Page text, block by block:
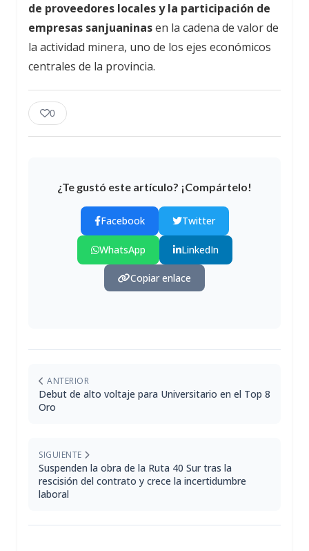
de proveedores locales y la participación de
empresas sanjuaninasen la cadena de valor de
la actividad minera, uno de los ejes económicos
centrales de la provincia.
0
¿Te gustó este artículo? ¡Compártelo!
Facebook Twitter
WhatsApp LinkedIn
Copiar enlace
ANTERIOR
Debut de alto voltaje para Universitario en el Top 8
Oro
SIGUIENTE
Suspenden la obra de la Ruta 40 Sur tras la
rescisión del contrato y crece la incertidumbre
laboral